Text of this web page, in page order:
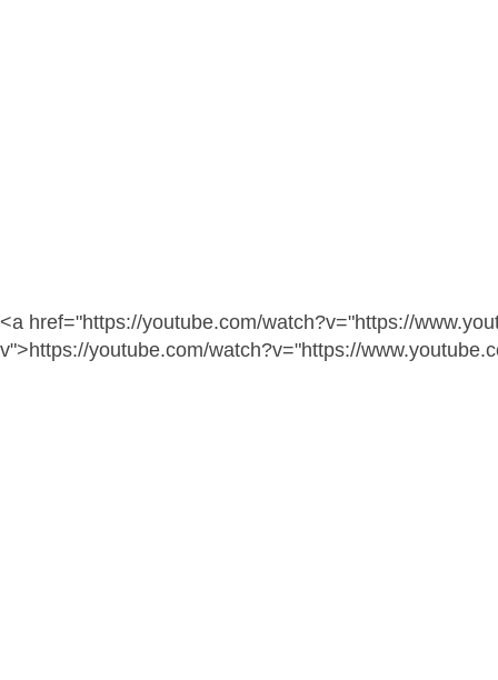
<a href="https://youtube.com/watch?v="https://
v">https://youtube.com/watch?v="https://